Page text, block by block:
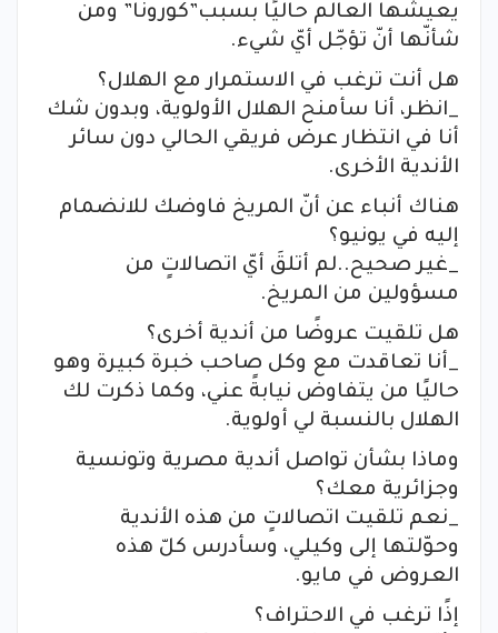
يعيشها العالم حاليًا بسبب”كورونا” ومن
شأنّها أنّ تؤجّل أيّ شيء.
هل أنت ترغب في الاستمرار مع الهلال؟
_انظر، أنا سأمنح الهلال الأولوية، وبدون شك
أنا في انتظار عرض فريقي الحالي دون سائر
الأندية الأخرى.
هناك أنباء عن أنّ المريخ فاوضك للانضمام
إليه في يونيو؟
_غير صحيح..لم أتلقَ أيّ اتصالاتٍ من
مسؤولين من المريخ.
هل تلقيت عروضًا من أندية أخرى؟
_أنا تعاقدت مع وكل صاحب خبرة كبيرة وهو
حاليًا من يتفاوض نيابةً عني، وكما ذكرت لك
الهلال بالنسبة لي أولوية.
وماذا بشأن تواصل أندية مصرية وتونسية
وجزائرية معك؟
_نعم تلقيت اتصالاتٍ من هذه الأندية
وحوّلتها إلى وكيلي، وسأدرس كلّ هذه
العروض في مايو.
إذًا ترغب في الاحتراف؟